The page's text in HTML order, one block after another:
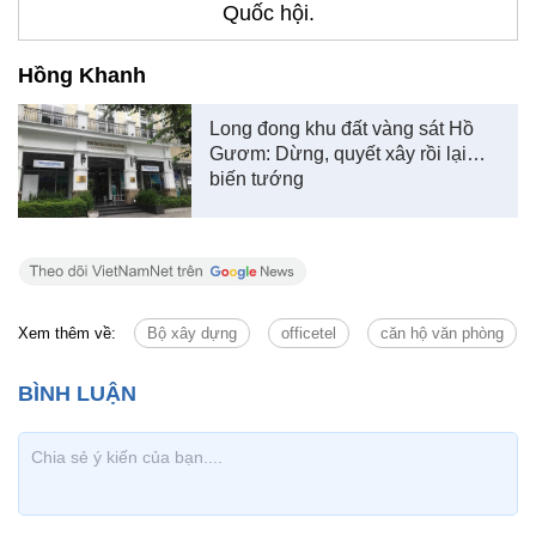
Quốc hội.
Hồng Khanh
Long đong khu đất vàng sát Hồ
Gươm: Dừng, quyết xây rồi lại…
biến tướng
Xem thêm về: Bộ xây dựng officetel căn hộ văn phòng